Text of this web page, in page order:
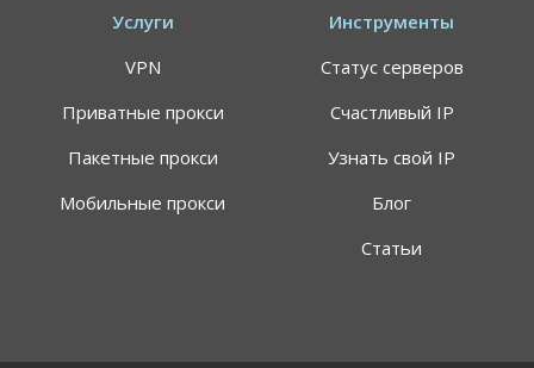
Услуги
VPN
Приватные прокси
Пакетные прокси
Мобильные прокси
Инструменты
Статус серверов
Счастливый IP
Узнать свой IP
Блог
Статьи